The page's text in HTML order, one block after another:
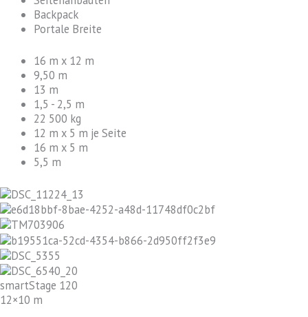
Backpack
Portale Breite
16 m x 12 m
9,50 m
13 m
1,5 - 2,5 m
22 500 kg
12 m x 5 m je Seite
16 m x 5 m
5,5 m
smartStage 120
12×10 m